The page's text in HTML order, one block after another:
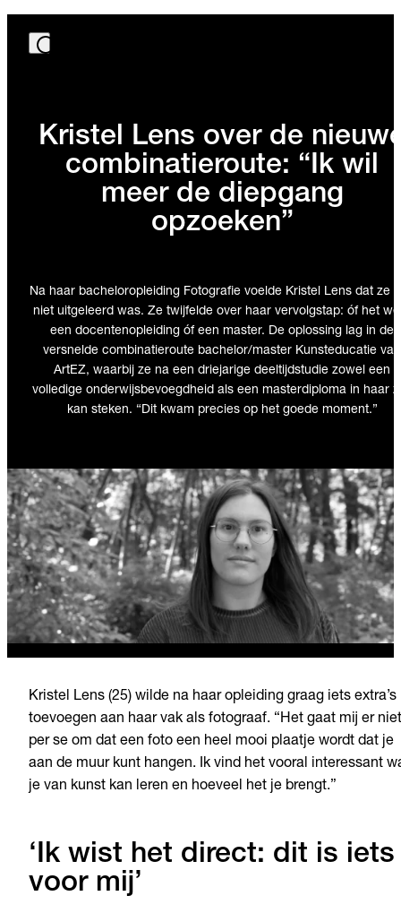
Kristel Lens over de
combinatieroute: “Ik wil
meer de diepgang
opzoeken”
Na haar bacheloropleiding Fotografie voelde Kristel Lens dat ze
niet uitgeleerd was. Ze twijfelde over haar vervolgstap: óf het
een docentenopleiding óf een master. De oplossing lag in de
versnelde combinatieroute bachelor/master Kunsteducatie van
ArtEZ, waarbij ze na een driejarige deeltijdstudie zowel een
volledige onderwijsbevoegdheid als een masterdiploma in haar
kan steken. “Dit kwam precies op het goede moment.”
Kristel Lens (25) wilde na haar opleiding graag iets extra’s
toevoegen aan haar vak als fotograaf. “Het gaat mij er niet
per se om dat een foto een heel mooi plaatje wordt dat je
aan de muur kunt hangen. Ik vind het vooral interessant
je van kunst kan leren en hoeveel het je brengt.”
‘Ik wist het direct: dit is iets
voor mij’